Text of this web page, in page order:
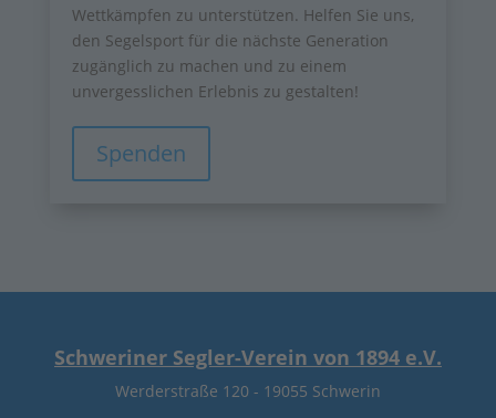
Wettkämpfen zu unterstützen. Helfen Sie uns,
den Segelsport für die nächste Generation
zugänglich zu machen und zu einem
unvergesslichen Erlebnis zu gestalten!
Spenden
Schweriner Segler-Verein von 1894 e.V.
Werderstraße 120 - 19055 Schwerin